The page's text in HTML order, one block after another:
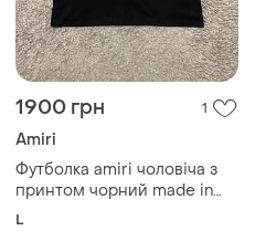
1900 грн 1
Amiri
Футболка amiri чоловіча з
принтом чорний made in
usa
L